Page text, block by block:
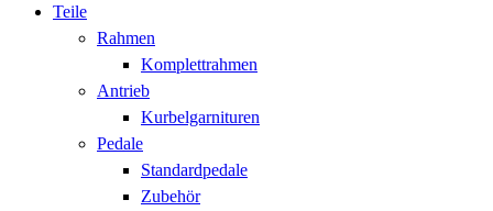
Teile
Rahmen
Komplettrahmen
Antrieb
Kurbelgarnituren
Pedale
Standardpedale
Zubehör